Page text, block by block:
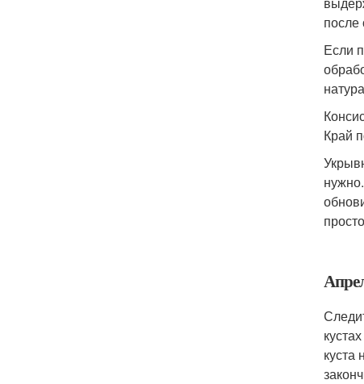
после
Если
Край
куста